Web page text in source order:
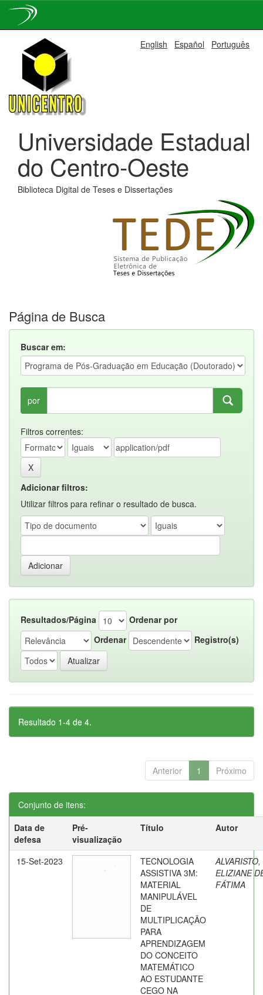
navigation
English Español Português
Universidade Estadual
do Centro-Oeste
Biblioteca Digital de Teses e Dissertações
Página de Busca
Buscar em:
por
Filtros correntes:
Adicionar filtros:
Utilizar filtros para refinar o resultado de busca.
Resultados/Página
Ordenar por
Ordenar
Registro(s)
Resultado 1-4 de 4.
Anterior 1 Próximo
Conjunto de itens:
Data de
defesa
Pré-
visualização
Título Autor
15-Set-2023
TECNOLOGIA
ASSISTIVA 3M:
MATERIAL
MANIPULÁVEL
DE
MULTIPLICAÇÃO
PARA
APRENDIZAGEM
DO CONCEITO
MATEMÁTICO
AO ESTUDANTE
CEGO NA
ALVARISTO,
ELIZIANE
FÁTIMA